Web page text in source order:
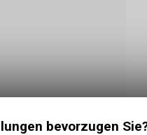
bevorzugen